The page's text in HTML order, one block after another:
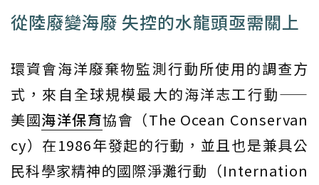
從陸廢變海廢 失控的水龍頭亟需關上
環資會海洋廢棄物監測行動所使用的調查方
式，來自全球規模最大的海洋志工行動——
美國海洋保育協會（The Ocean Conservan
cy）在1986年發起的行動，並且也是兼具公
民科學家精神的國際淨灘行動（Internation